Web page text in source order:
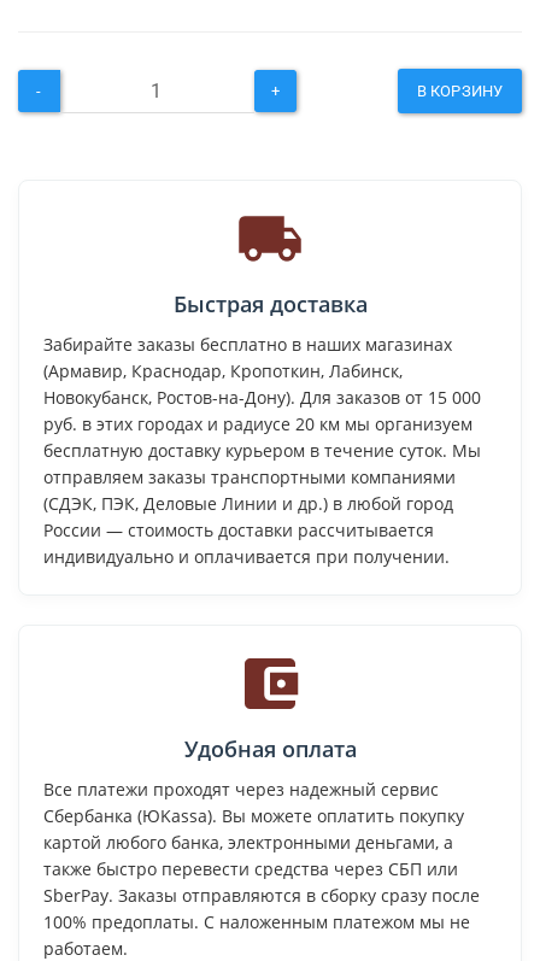
- + В КОРЗИНУ
Быстрая доставка
Забирайте заказы бесплатно в наших магазинах
(Армавир, Краснодар, Кропоткин, Лабинск,
Новокубанск, Ростов-на-Дону). Для заказов от 15 000
руб. в этих городах и радиусе 20 км мы организуем
бесплатную доставку курьером в течение суток. Мы
отправляем заказы транспортными компаниями
(СДЭК, ПЭК, Деловые Линии и др.) в любой город
России — стоимость доставки рассчитывается
индивидуально и оплачивается при получении.
Удобная оплата
Все платежи проходят через надежный сервис
Сбербанка (ЮKassa). Вы можете оплатить покупку
картой любого банка, электронными деньгами, а
также быстро перевести средства через СБП или
SberPay. Заказы отправляются в сборку сразу после
100% предоплаты. С наложенным платежом мы не
работаем.